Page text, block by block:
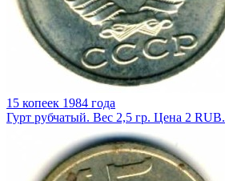
15 копеек 1984 года
Гурт рубчатый. Вес 2,5 гр. Цена 2 RUB.